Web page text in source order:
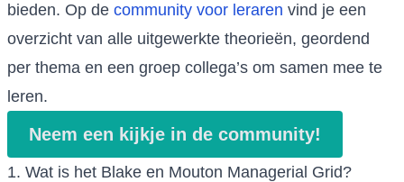
bieden. Op de community voor leraren vind je een
overzicht van alle uitgewerkte theorieën, geordend
per thema en een groep collega’s om samen mee te
leren.
Neem een kijkje in de community!
1. Wat is het Blake en Mouton Managerial Grid?